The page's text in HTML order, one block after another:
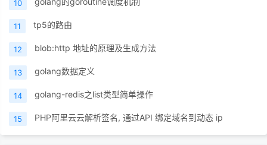
10
11 tp5的路由
12 blob:http 地址的原理及生成方法
13 golang数据定义
14 golang-redis之list类型简单操作
15 PHP阿里云云解析签名, 通过API 绑定域名到动态 ip